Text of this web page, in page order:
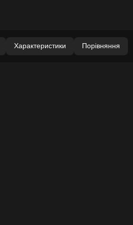
Характеристики Порівняння